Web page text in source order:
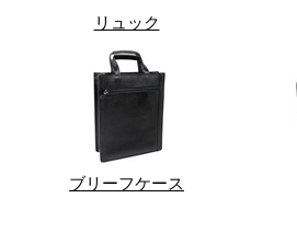
リュック
ブリーフケース